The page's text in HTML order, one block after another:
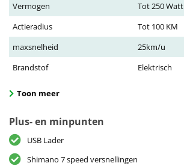
Vermogen
Tot 250 Watt
Actieradius
Tot 100 KM
maxsnelheid
25km/u
Brandstof
Elektrisch
Toon meer
Plus- en minpunten
USB Lader
Shimano 7 speed versnellingen